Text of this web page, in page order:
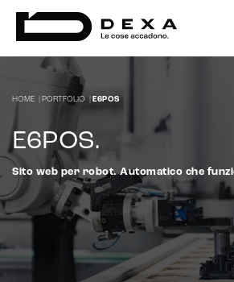
E-commerce management
Marketplace integration
Payment gateway integration
Customer service management
HOME PORTFOLIO E6POS
E6POS.
Sito web per robot. Automatico che